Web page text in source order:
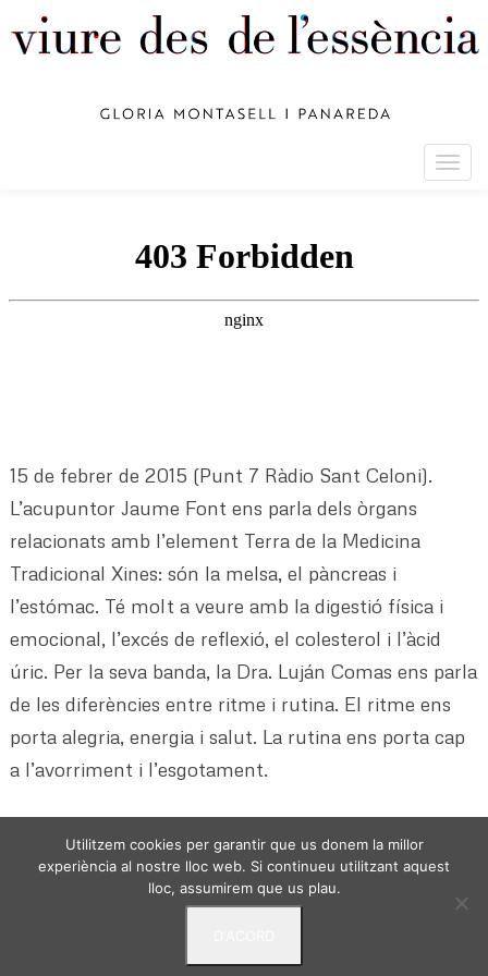
15 de febrer de 2015 (Punt 7 Ràdio Sant Celoni).
L’acupuntor Jaume Font ens parla dels òrgans
relacionats amb l’element Terra de la Medicina
Tradicional Xines: són la melsa, el pàncreas i
l’estómac. Té molt a veure amb la digestió física i
emocional, l’excés de reflexió, el colesterol i l’àcid
úric. Per la seva banda, la Dra. Luján Comas ens parla
de les diferències entre ritme i rutina. El ritme ens
porta alegria, energia i salut. La rutina ens porta cap
a l’avorriment i l’esgotament.
Utilitzem cookies per garantir que us donem la millor
experiència al nostre lloc web. Si continueu utilitzant aquest
lloc, assumirem que us plau.